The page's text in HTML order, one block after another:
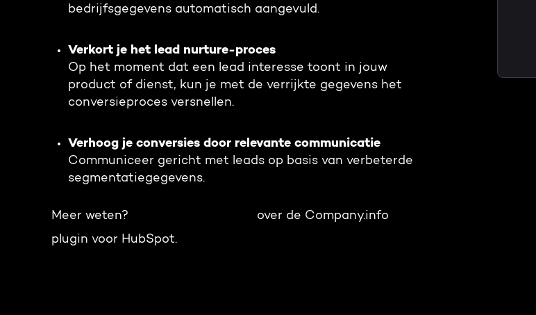
bedrijfsgegevens automatisch aangevuld.
Verkort je het lead nurture-proces
Op het moment dat een lead interesse toont in jouw
product of dienst, kun je met de verrijkte gegevens het
conversieproces versnellen.
Verhoog je conversies door relevante communicatie
Communiceer gericht met leads op basis van verbeterde
segmentatiegegevens.
Meer weten?
over de Company.info
plugin voor HubSpot.